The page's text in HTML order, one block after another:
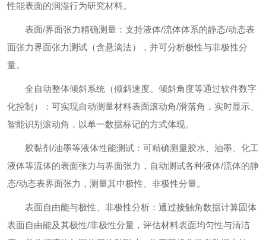
性能表面的润湿行为研究材料。
表面/界面张力精确测量：支持液体/流体体系的静态/动态表
面张力界面张力测试（含悬滴法），并可分析极性与非极性分
量。
全自动整体倾斜系统（倾斜速度。倾斜角度等通过软件数字
化控制）：可实现自动测量材料表面滚动角/滑落角，实时显示、
智能识别滚动角，以单一数据标记的方式体现。
胶黏剂/油墨等液体性能测试：可精确测量胶水、油墨、化工
液体等流体的表面张力与界面张力，自动测试各种液体/流体的静
态/动态表界面张力，测量其中极性、非极性分量。
表面自由能与极性、非极性分析：通过接触角数据计算固体
表面自由能及其极性/非极性分量，评估材料表面均匀性与清洁